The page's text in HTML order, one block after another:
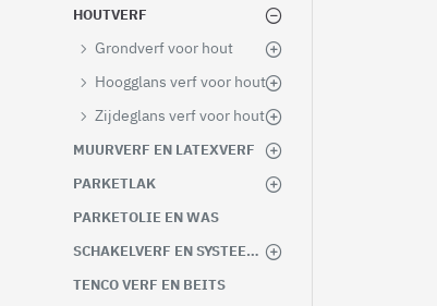
HOUTVERF
Grondverf voor hout
Hoogglans verf voor hout
Zijdeglans verf voor hout
MUURVERF EN LATEXVERF
PARKETLAK
PARKETOLIE EN WAS
SCHAKELVERF EN SYSTEEMVERF
TENCO VERF EN BEITS